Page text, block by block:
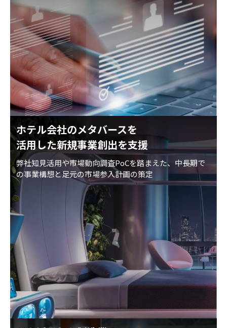
ホテル会社のメタバースを
活用した新規事業創出を支援
弊社知見活用や市場動向調査PoCを踏まえた、中長期で
の事業構想と足元の市場参入計画の策定